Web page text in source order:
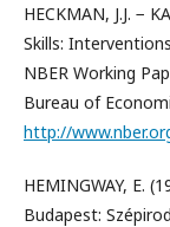
HECKMAN, J.J. −
Skills:
NBER Working
Bureau of
http://
HEMINGWAY, E.
Budapest: